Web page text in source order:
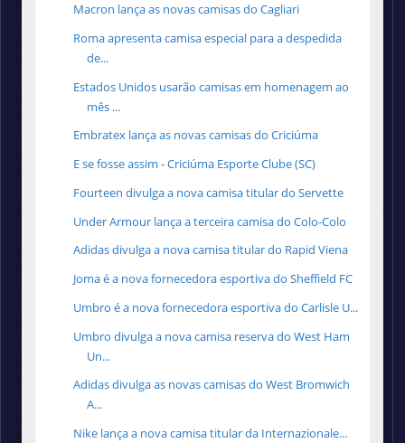
Macron lança as novas camisas do Cagliari
Roma apresenta camisa especial para a despedida
de...
Estados Unidos usarão camisas em homenagem ao
mês ...
Embratex lança as novas camisas do Criciúma
E se fosse assim - Criciúma Esporte Clube (SC)
Fourteen divulga a nova camisa titular do Servette
Under Armour lança a terceira camisa do Colo-Colo
Adidas divulga a nova camisa titular do Rapid Viena
Joma é a nova fornecedora esportiva do Sheffield FC
Umbro é a nova fornecedora esportiva do Carlisle U...
Umbro divulga a nova camisa reserva do West Ham
Un...
Adidas divulga as novas camisas do West Bromwich
A...
Nike lança a nova camisa titular da Internazionale...